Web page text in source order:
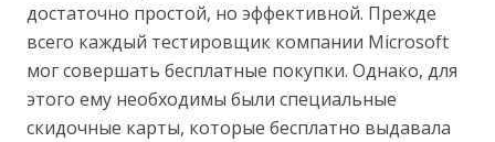
достаточно простой, но эффективной. Прежде
всего каждый тестировщик компании Microsoft
мог совершать бесплатные покупки. Однако, для
этого ему необходимы были специальные
скидочные карты, которые бесплатно выдавала